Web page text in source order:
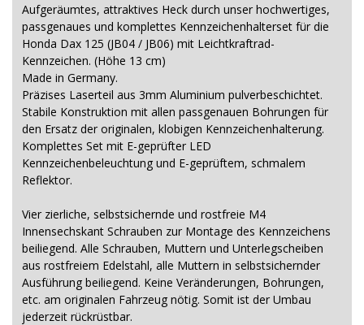
Aufgeräumtes, attraktives Heck durch unser hochwertiges,
passgenaues und komplettes Kennzeichenhalterset für die
Honda Dax 125 (JB04 / JB06) mit Leichtkraftrad-
Kennzeichen. (Höhe 13 cm)
Made in Germany.
Präzises Laserteil aus 3mm Aluminium pulverbeschichtet.
Stabile Konstruktion mit allen passgenauen Bohrungen für
den Ersatz der originalen, klobigen Kennzeichenhalterung.
Komplettes Set mit E-geprüfter LED
Kennzeichenbeleuchtung und E-geprüftem, schmalem
Reflektor.
Vier zierliche, selbstsichernde und rostfreie M4
Innensechskant Schrauben zur Montage des Kennzeichens
beiliegend. Alle Schrauben, Muttern und Unterlegscheiben
aus rostfreiem Edelstahl, alle Muttern in selbstsichernder
Ausführung beiliegend. Keine Veränderungen, Bohrungen,
etc. am originalen Fahrzeug nötig. Somit ist der Umbau
jederzeit rückrüstbar.